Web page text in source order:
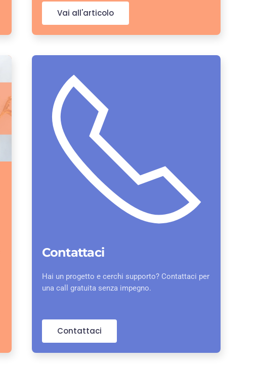
Vai all'articolo
Contattaci
Hai un progetto e cerchi supporto? Contattaci per
una call gratuita senza impegno.
Contattaci